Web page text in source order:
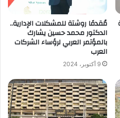
مُقدمًا روشتة للمشكلات الإدارية..
الدكتور محمد حسين يشارك
بالمؤتمر العربي لرؤساء الشركات
العرب
9 أكتوبر، 2024